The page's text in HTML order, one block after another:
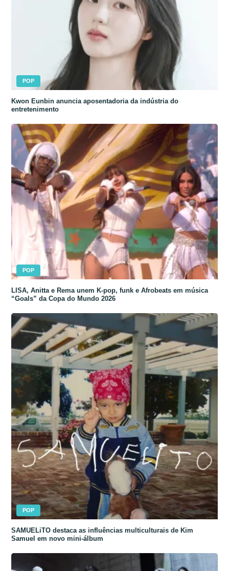
POP
Kwon Eunbin anuncia aposentadoria da indústria do
entretenimento
POP
LISA, Anitta e Rema unem K-pop, funk e Afrobeats em música
“Goals” da Copa do Mundo 2026
POP
SAMUELiTO destaca as influências multiculturais de Kim
Samuel em novo mini-álbum